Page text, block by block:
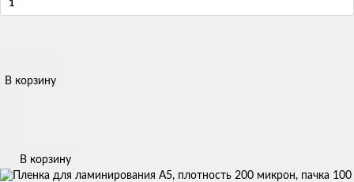
В корзину
В корзину